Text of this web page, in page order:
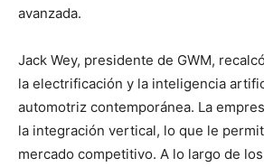
avanzada.
Jack Wey, presidente de GWM,
la electrificación y la inteligencia
automotriz contemporánea. La
la integración vertical, lo que le
mercado competitivo. A lo largo de